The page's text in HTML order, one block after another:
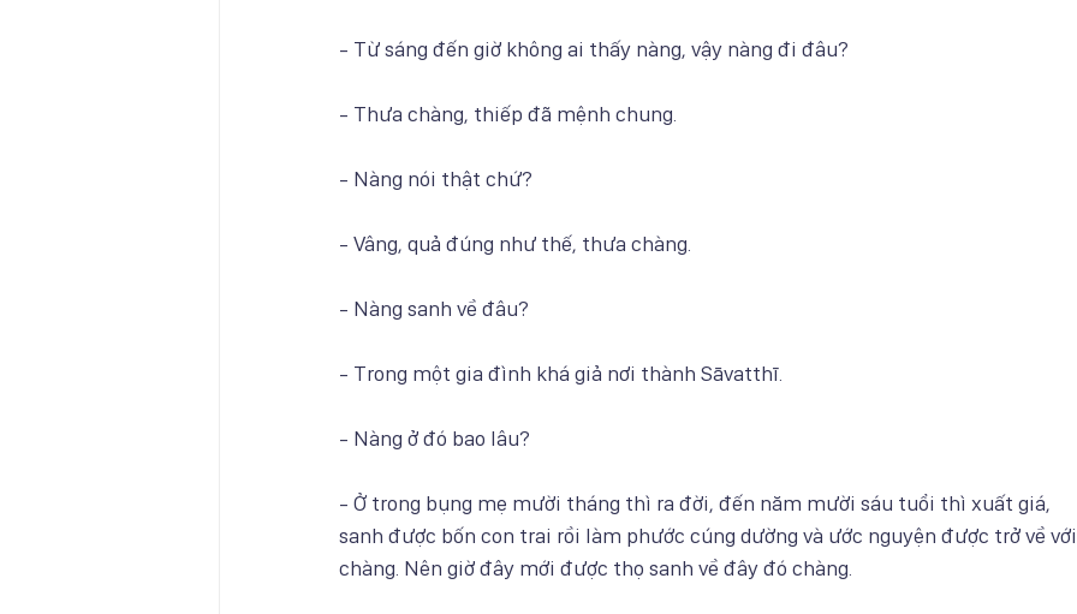
- Từ sáng đến giờ không ai thấy nàng, vậy nàng đi đâu?
- Thưa chàng, thiếp đã mệnh chung.
- Nàng nói thật chứ?
- Vâng, quả đúng như thế, thưa chàng.
- Nàng sanh về đâu?
- Trong một gia đình khá giả nơi thành Sāvatthī.
- Nàng ở đó bao lâu?
- Ở trong bụng mẹ mười tháng thì ra đời, đến năm mười sáu tuổi thì xuất giá,
sanh được bốn con trai rồi làm phước cúng dường và ước nguyện được trở về với
chàng. Nên giờ đây mới được thọ sanh về đây đó chàng.